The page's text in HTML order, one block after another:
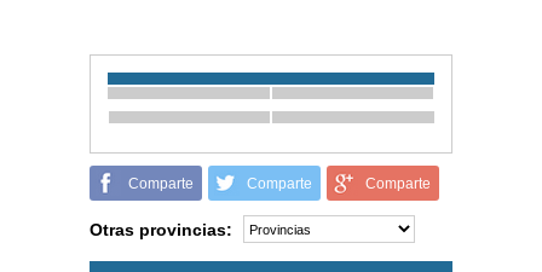
Comparte Comparte Comparte
Otras provincias: